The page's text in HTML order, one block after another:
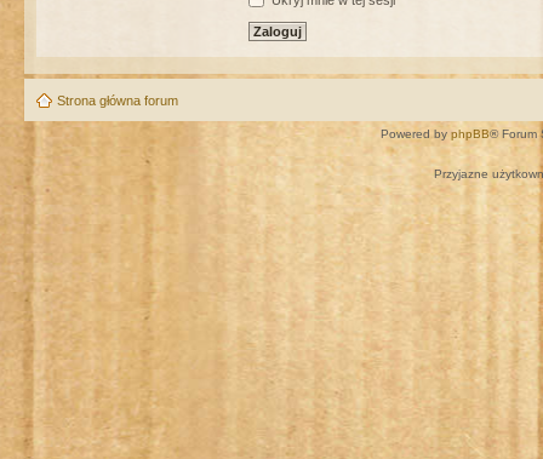
Strona główna forum
Powered by phpBB® Forum
Przyjazne